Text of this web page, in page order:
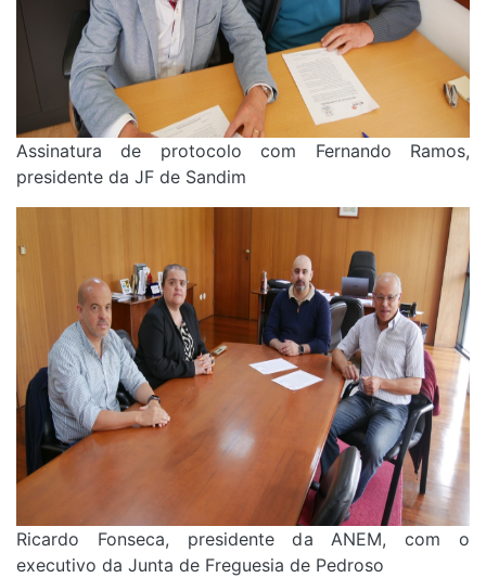
Assinatura de protocolo com Fernando Ramos,
presidente da JF de Sandim
Ricardo Fonseca, presidente da ANEM, com o
executivo da Junta de Freguesia de Pedroso